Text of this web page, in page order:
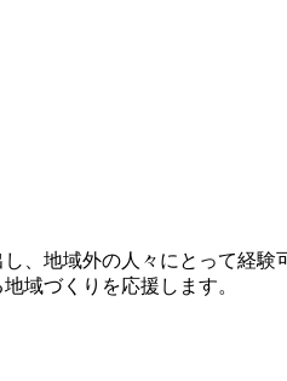
、地域外の人々にとって経
域づくりを応援します。